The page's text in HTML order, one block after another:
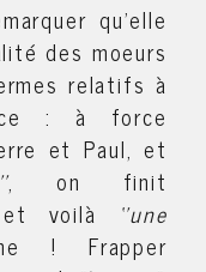
qu'elle
des moeurs
relatifs à
: à force
et Paul, et
, on finit
voilà
‘’une
! Frapper